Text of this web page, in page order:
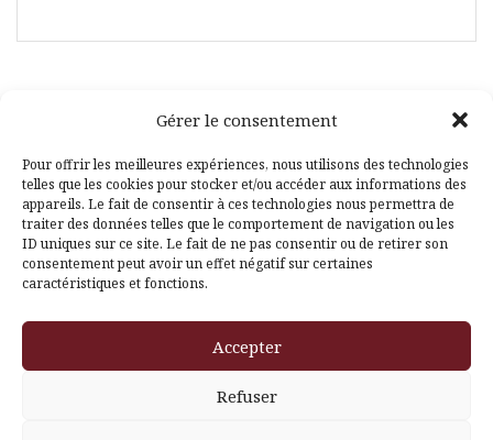
Gérer le consentement
Pour offrir les meilleures expériences, nous utilisons des technologies
telles que les cookies pour stocker et/ou accéder aux informations des
appareils. Le fait de consentir à ces technologies nous permettra de
traiter des données telles que le comportement de navigation ou les
ID uniques sur ce site. Le fait de ne pas consentir ou de retirer son
consentement peut avoir un effet négatif sur certaines
caractéristiques et fonctions.
Accepter
Refuser
Facebook
Pinterest
Themeisle